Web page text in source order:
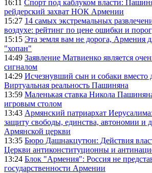
16:11 Спорт под каблуком власти:
рейдерский захват НОК Армении
15:27 14 самых экстремальных
воздухе: рейтинг по цене ошибки и
15:15 Эта земля вам не дорога, Армения
"хопан"
14:49 Заявление Матвиенко является
сигналом
14:29 Исчезнувший сын и собаки вместо
Виртуальная реальность Пашиняна
13:59 Маленькая ставка Никола
игровым столом
13:43 Армянский патриархат
защиту свободы, единства, автономии и
Армянской церкви
13:35 Бюро Дашнакцутюн: Действия
Церкви антиконституционны и
13:24 Блок "Армения": Россия не
государственности Армении